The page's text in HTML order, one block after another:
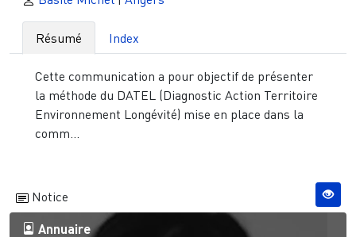
Résumé Index
Cette communication a pour objectif de présenter
la méthode du DATEL (Diagnostic Action Territoire
Environnement Longévité) mise en place dans la
comm...
Notice
Annuaire